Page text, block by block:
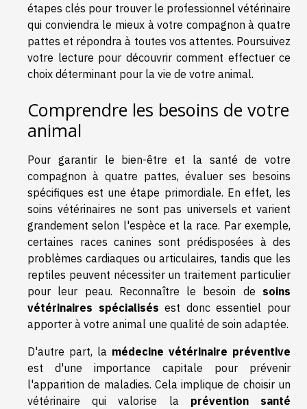
étapes clés pour trouver le professionnel vétérinaire
qui conviendra le mieux à votre compagnon à quatre
pattes et répondra à toutes vos attentes. Poursuivez
votre lecture pour découvrir comment effectuer ce
choix déterminant pour la vie de votre animal.
Comprendre les besoins de votre
animal
Pour garantir le bien-être et la santé de votre
compagnon à quatre pattes, évaluer ses besoins
spécifiques est une étape primordiale. En effet, les
soins vétérinaires ne sont pas universels et varient
grandement selon l'espèce et la race. Par exemple,
certaines races canines sont prédisposées à des
problèmes cardiaques ou articulaires, tandis que les
reptiles peuvent nécessiter un traitement particulier
pour leur peau. Reconnaître le besoin de soins
vétérinaires spécialisés est donc essentiel pour
apporter à votre animal une qualité de soin adaptée.
D'autre part, la médecine vétérinaire préventive
est d'une importance capitale pour prévenir
l'apparition de maladies. Cela implique de choisir un
vétérinaire qui valorise la prévention santé